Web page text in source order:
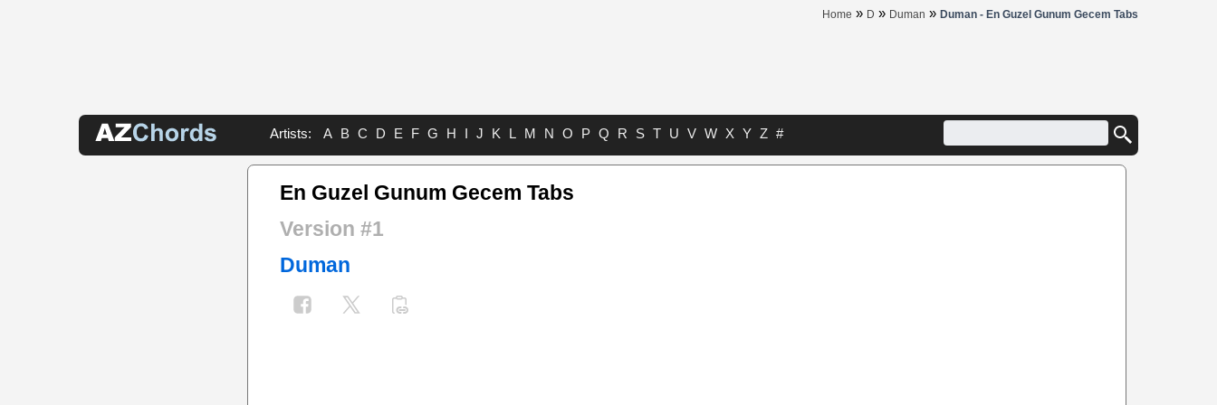
Home » D » Duman » Duman - En Guzel Gunum Gecem Tabs
Artists: A B C D E F G H I J K L M N O P Q R S T U V W X Y Z #
En Guzel Gunum Gecem Tabs
Version #1
Duman